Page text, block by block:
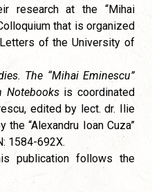
research at the “Mihai
that is organized
of the University of
The “Mihai Eminescu”
Notebooksis coordinated
edited by lect. dr. Ilie
“Alexandru Ioan Cuza”
1584-692X.
publication follows the